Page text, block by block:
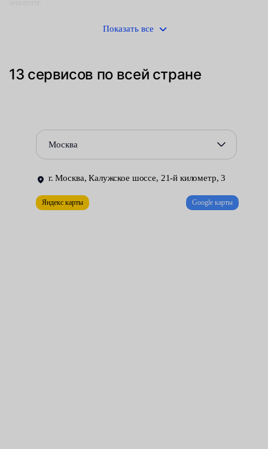
Управлять машиной с неисправным редуктором небезопасно.
поломок:
Повреждения сальников и уплотнений, приводящие к
утечке жидкости из гидравлической системы.
Некорректная работа гидрораспределителя.
Ремонт рулевой рейки может быть выполнен только в
Показать все
13 сервисов по всей стране
Москва
г. Москва, Калужское шоссе, 21-й километр, 3
Яндекс карты Google карты